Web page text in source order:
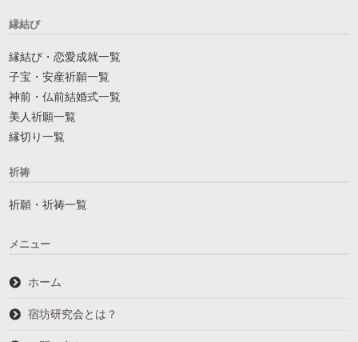
縁結び
縁結び・恋愛成就一覧
子宝・安産祈願一覧
神前・仏前結婚式一覧
美人祈願一覧
縁切り一覧
祈祷
祈願・祈祷一覧
メニュー
ホーム
宿坊研究会とは？